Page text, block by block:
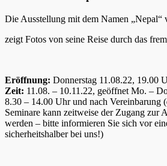
Die Ausstellung mit dem Namen „Nepal“
zeigt Fotos von seine Reise durch das
Eröffnung: Donnerstag 11.08.22, 19.00
Zeit: 11.08. – 10.11.22, geöffnet Mo. –
8.30 – 14.00 Uhr und nach Vereinbarung
Seminare kann zeitweise der Zugang zur
werden – bitte informieren Sie sich vor
sicherheitshalber bei uns!)